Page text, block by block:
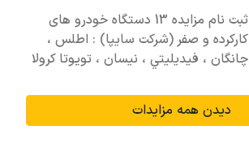
ثبت نام مزایده 13 دستگاه خودرو های
کارکرده و صفر (شرکت سایپا) : اطلس ،
چانگان ، فيديليتي ، نیسان ، تویوتا کرولا
دیدن همه مزایدات